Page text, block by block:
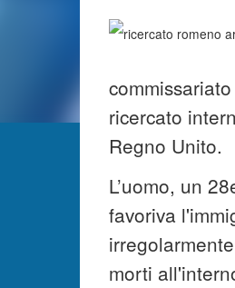
ricercato
Regno Unito.
L’uomo, un
favoriva
morti